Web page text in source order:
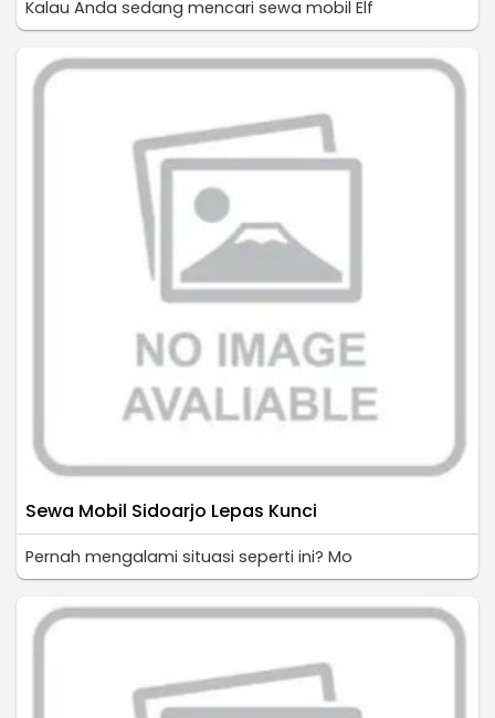
Kalau Anda sedang mencari sewa mobil Elf
Sewa Mobil Sidoarjo Lepas Kunci
Pernah mengalami situasi seperti ini? Mo